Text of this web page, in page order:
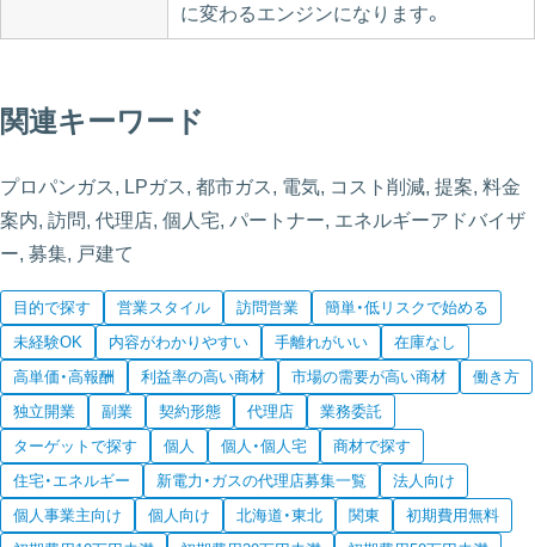
に変わるエンジンになります。
関連キーワード
プロパンガス, LPガス, 都市ガス, 電気, コスト削減, 提案, 料金
案内, 訪問, 代理店, 個人宅, パートナー, エネルギーアドバイザ
ー, 募集, 戸建て
目的で探す 営業スタイル 訪問営業
簡単・低リスクで始める
未経験OK
内容がわかりやすい 手離れがいい
在庫なし
高単価・高報酬
利益率の高い商材 市場の需要が高い商材
働き方
独立開業
副業 契約形態 代理店
業務委託
ターゲットで探す
個人 個人・個人宅
商材で探す
住宅・エネルギー
新電力・ガスの代理店募集一覧
法人向け
個人事業主向け
個人向け 北海道・東北 関東
初期費用無料